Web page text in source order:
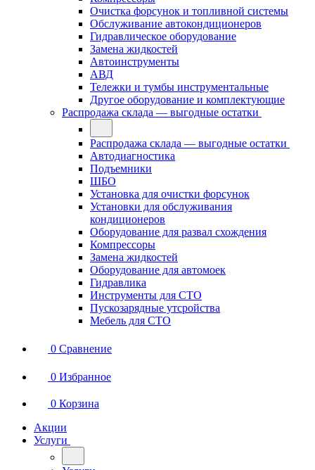
Очистка форсунок и топливной системы
Обслуживание автокондиционеров
Гидравлическое оборудование
Замена жидкостей
Автоинструменты
АВД
Тележки и тумбы инструментальные
Другое оборудование и комплектующие
Распродажа склада — выгодные остатки
Распродажа склада — выгодные остатки
Автодиагностика
Подъемники
ШБО
Установка для очистки форсунок
Установки для обслуживания
кондиционеров
Оборудование для развал схождения
Компрессоры
Замена жидкостей
Оборудование для автомоек
Гидравлика
Инструменты для СТО
Пускозарядные утсройства
Мебель для СТО
0 Сравнение
0 Избранное
0 Корзина
Акции
Услуги